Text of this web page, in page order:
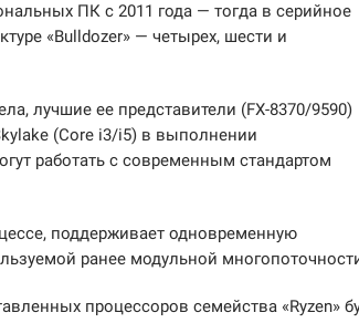
ПК с 2011 года — тогда в серийное
«Bulldozer» — четырех, шести и
лучшие ее представители (FX-8370/9590)
(Core i3/i5) в выполнении
работать с современным стандартом
поддерживает одновременную
ранее модульной
процессоров семейства «Ryzen»